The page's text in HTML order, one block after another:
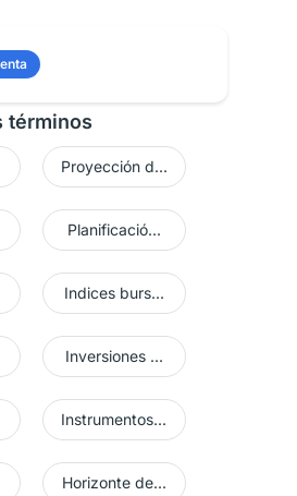
términos
Proyección d...
Planificació...
Indices burs...
Inversiones ...
Instrumentos...
Horizonte de...